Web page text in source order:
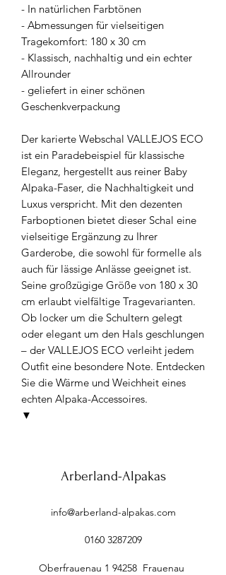
- In natürlichen Farbtönen
- Abmessungen für vielseitigen
Tragekomfort: 180 x 30 cm
- Klassisch, nachhaltig und ein echter
Allrounder
- geliefert in einer schönen
Geschenkverpackung
Der karierte Webschal VALLEJOS ECO
ist ein Paradebeispiel für klassische
Eleganz, hergestellt aus reiner Baby
Alpaka-Faser, die Nachhaltigkeit und
Luxus verspricht. Mit den dezenten
Farboptionen bietet dieser Schal eine
vielseitige Ergänzung zu Ihrer
Garderobe, die sowohl für formelle als
auch für lässige Anlässe geeignet ist.
Seine großzügige Größe von 180 x 30
cm erlaubt vielfältige Tragevarianten.
Ob locker um die Schultern gelegt
oder elegant um den Hals geschlungen
– der VALLEJOS ECO verleiht jedem
Outfit eine besondere Note. Entdecken
Sie die Wärme und Weichheit eines
echten Alpaka-Accessoires.
▼
Arberland-Alpakas
info@arberland-alpakas.com
0160 3287209
Oberfrauenau 1 94258 Frauenau